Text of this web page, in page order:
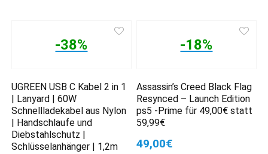
-38%
UGREEN USB C Kabel 2 in 1
| Lanyard | 60W
Schnellladekabel aus Nylon
| Handschlaufe und
Diebstahlschutz |
Schlüsselanhänger | 1,2m
-18%
Assassin’s Creed Black Flag
Resynced – Launch Edition
ps5 -Prime für 49,00€ statt
59,99€
49,00€